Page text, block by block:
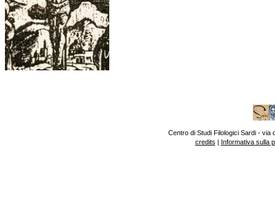
Centro di Studi Filologici Sardi - via
credits | Informativa sulla